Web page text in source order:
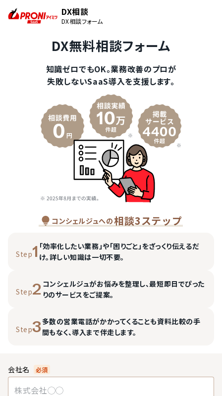
DX相談
DX相談フォーム
DX無料相談フォーム
知識ゼロでもOK。業務改善のプロが
失敗しないSaaS導入を支援します。
コンシェルジュへの相談3ステップ
Step1 「効率化したい業務」や「困りごと」をざっくり伝えるだ
け。詳しい知識は一切不要。
Step2 コンシェルジュがお悩みを整理し、最短即日でぴった
りのサービスをご提案。
Step3多数の営業電話がかかってくることも資料比較の手
間もなく、導入まで伴走します。
会社名 必須